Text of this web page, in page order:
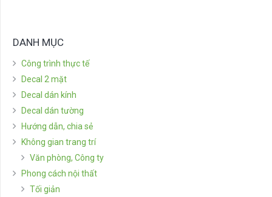
DANH MỤC
Công trình thực tế
Decal 2 mặt
Decal dán kính
Decal dán tường
Hướng dẫn, chia sẻ
Không gian trang trí
Văn phòng, Công ty
Phong cách nội thất
Tối giản